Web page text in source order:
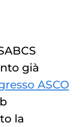
già
ASCO
la